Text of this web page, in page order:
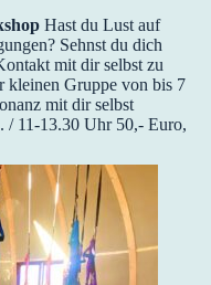
Hast du Lust auf
Sehnst du dich
mit dir selbst zu
kleinen Gruppe von bis 7
mit dir selbst
/ 11-13.30 Uhr 50,- Euro,